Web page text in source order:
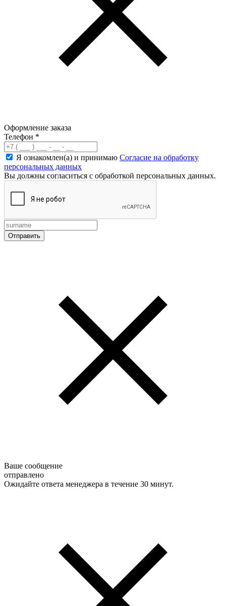
Оформление заказа
Телефон *
Я ознакомлен(а) и принимаю Согласие на обработку
персональных данных
Вы должны согласиться с обработкой персональных данных.
Ваше сообщение
отправлено
Ожидайте ответа менеджера в течение 30 минут.